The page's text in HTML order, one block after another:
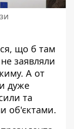
що б там
заявляли
А от
дуже
та
об'єктами.